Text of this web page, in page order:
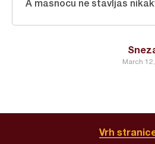
March
A masnocu ne stavljas
Vrh